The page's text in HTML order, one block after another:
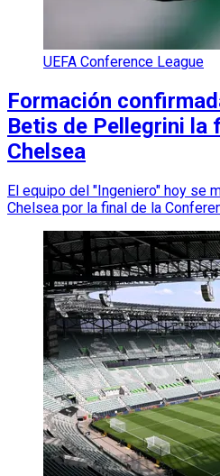
UEFA Conference League
Formación
Betis de Pellegrini la
Chelsea
El equipo del "Ingeniero" hoy se
Chelsea por la final de la